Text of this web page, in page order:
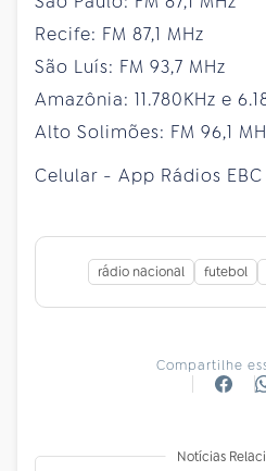
Recife: FM 87,1 MHz
São Luís: FM 93,7 MHz
Amazônia: 11.780KHz e
Alto Solimões: FM 96,1
Celular - App Rádios
rádio nacional futebol
Compartilhe
Notícias